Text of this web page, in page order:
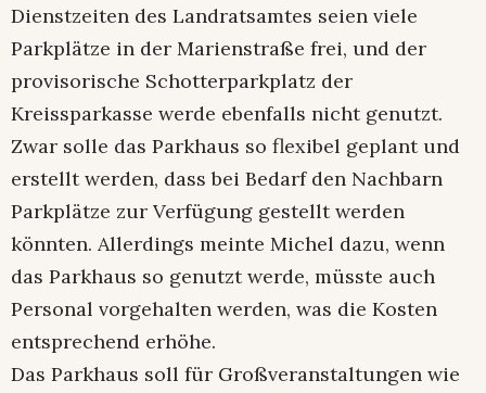
Dienstzeiten des Landratsamtes seien viele
Parkplätze in der Marienstraße frei, und der
provisorische Schotterparkplatz der
Kreissparkasse werde ebenfalls nicht genutzt.
Zwar solle das Parkhaus so flexibel geplant und
erstellt werden, dass bei Bedarf den Nachbarn
Parkplätze zur Verfügung gestellt werden
könnten. Allerdings meinte Michel dazu, wenn
das Parkhaus so genutzt werde, müsste auch
Personal vorgehalten werden, was die Kosten
entsprechend erhöhe.
Das Parkhaus soll für Großveranstaltungen wie